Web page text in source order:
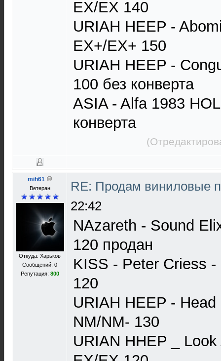
EX/EX 140
URIAH HEEP -
EX+/EX+ 150
URIAH HEEP -
100 без конверта
ASIA - Alfa 1983
конверта
mih61
Ветеран
Откуда: Харьков
Сообщений: 0
Репутация: 800
RE: Продам виниловые
22:42
NAzareth - Sound
120 продан
KISS - Peter Criess
120
URIAH HEEP -
NM/NM- 130
URIAN HHEP _